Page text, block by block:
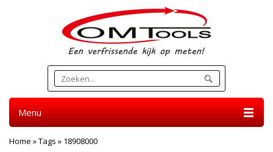
Menu
Home »Tags » 18908000